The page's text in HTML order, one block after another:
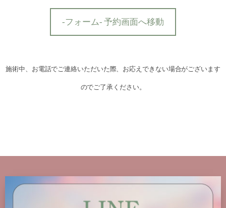
-フォーム- 予約画面へ移動
施術中、お電話でご連絡いただいた際、お応えできない場合がございます
のでご了承ください。